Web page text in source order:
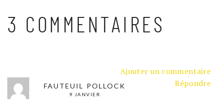
3 COMMENTAIRES
Ajouter un commentaire
FAUTEUIL POLLOCK
9 JANVIER
Répondre